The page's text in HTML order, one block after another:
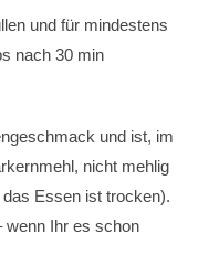
und für mindestens
nach 30 min
und ist, im
nicht mehlig
Essen ist trocken).
wenn Ihr es schon